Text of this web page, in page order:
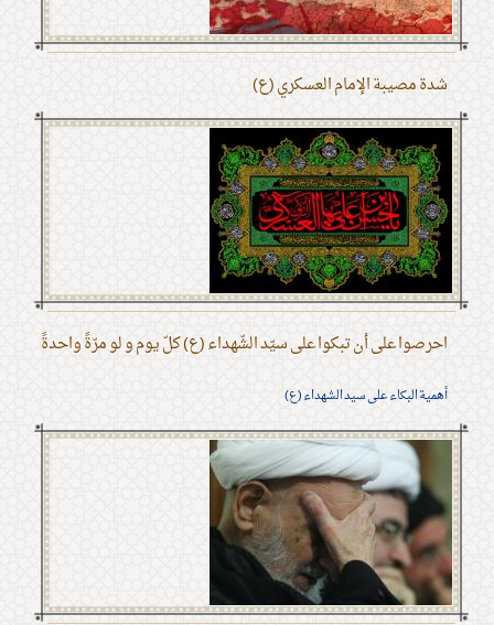
شدة مصيبة الإمام العسكري (ع)
احرصوا على أن تبكوا على سيّد الشّهداء (ع) كلّ يوم و لو مرّةً واحدةً
أهمية البكاء على سيد الشهداء (ع)